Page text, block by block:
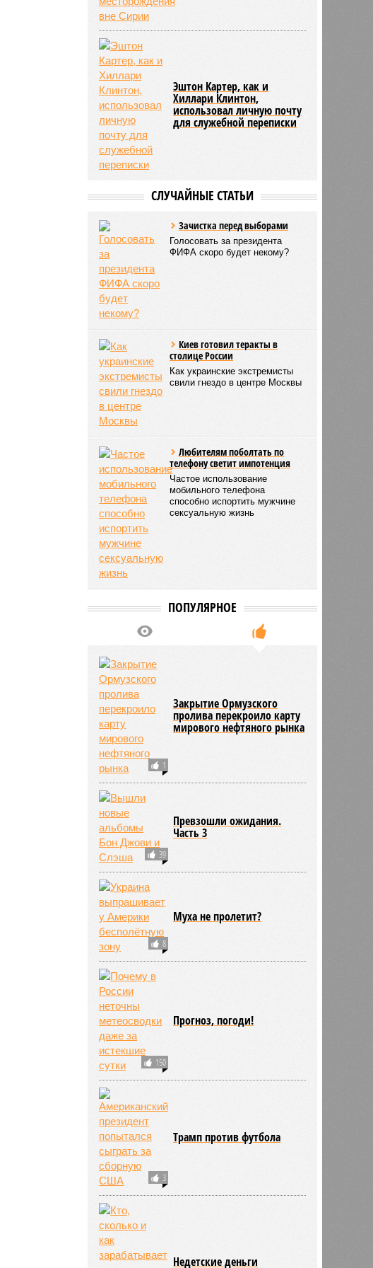
Эштон Картер, как и
Хиллари Клинтон,
использовал личную почту
для служебной переписки
СЛУЧАЙНЫЕ СТАТЬИ
Зачистка перед выборами
Голосовать за президента
ФИФА скоро будет некому?
Киев готовил теракты в
столице России
Как украинские экстремисты
свили гнездо в центре Москвы
Любителям поболтать по
телефону светит импотенция
Частое использование
мобильного телефона
способно испортить мужчине
сексуальную жизнь
ПОПУЛЯРНОЕ
1
Закрытие Ормузского
пролива перекроило карту
мирового нефтяного рынка
39
Превзошли ожидания.
Часть 3
8
Муха не пролетит?
150
Прогноз, погоди!
3
Трамп против футбола
Недетские деньги